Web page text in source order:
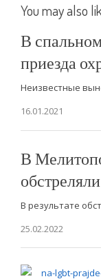
You may also
В
приезда
Неизвестные
16.01.2021
В
В результате
25.02.2022